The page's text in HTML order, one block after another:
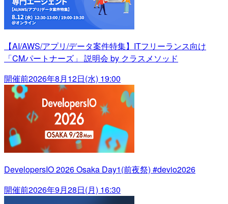
【AI/AWS/アプリ/データ案件特集】ITフリーランス向け
「CMパートナーズ」 説明会 by クラスメソッド
開催前2026年8月12日(水) 19:00
DevelopersIO 2026 Osaka Day1(前夜祭) #devio2026
開催前2026年9月28日(月) 16:30